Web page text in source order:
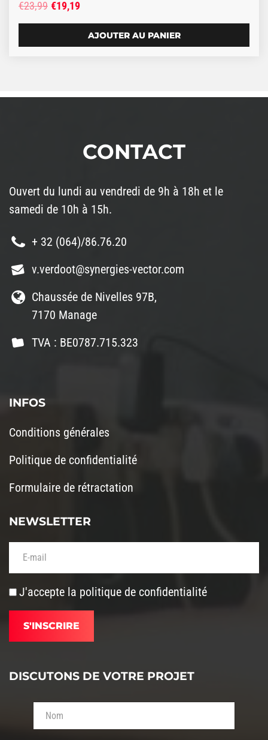
€23,99 Le prix initial était : €23,99.
€19,19Le prix actuel est : €19,19.
AJOUTER AU PANIER
CONTACT
Ouvert du lundi au vendredi de 9h à 18h et le
samedi de 10h à 15h.
+ 32 (064)/86.76.20
v.verdoot@synergies-vector.com
Chaussée de Nivelles 97B,
7170 Manage
TVA : BE0787.715.323
INFOS
Conditions générales
Politique de confidentialité
Formulaire de rétractation
NEWSLETTER
Votre adresse de messagerie (obligatoire)
J'accepte la politique de confidentialité
DISCUTONS DE VOTRE PROJET
Votre nom (obligatoire)